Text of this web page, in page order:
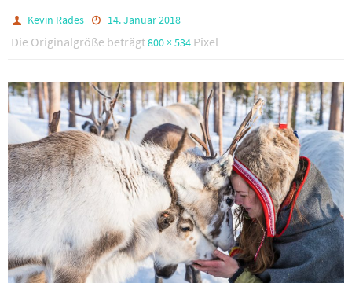
Kevin Rades 14. Januar 2018
Die Originalgröße beträgt800 × 534 Pixel